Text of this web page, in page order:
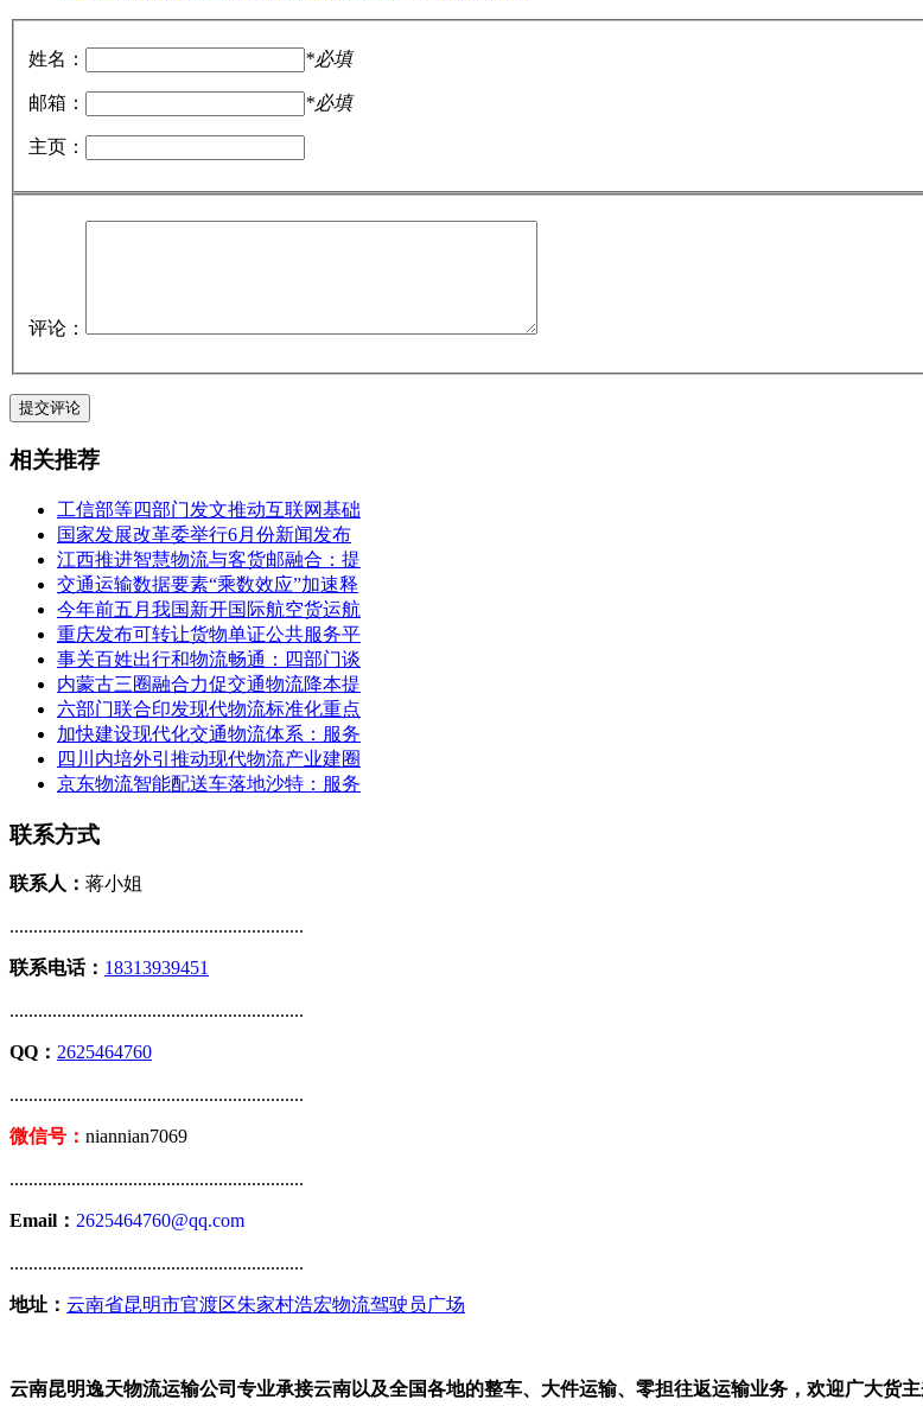
姓名： *必填
邮箱： *必填
主页：
评论：
相关推荐
工信部等四部门发文推动互联网基础
国家发展改革委举行6月份新闻发布
江西推进智慧物流与客货邮融合：提
交通运输数据要素“乘数效应”加速释
今年前五月我国新开国际航空货运航
重庆发布可转让货物单证公共服务平
事关百姓出行和物流畅通：四部门谈
内蒙古三圈融合力促交通物流降本提
六部门联合印发现代物流标准化重点
加快建设现代化交通物流体系：服务
四川内培外引推动现代物流产业建圈
京东物流智能配送车落地沙特：服务
联系方式
联系人： 蒋小姐
..............................................................
联系电话： 18313939451
..............................................................
QQ： 2625464760
..............................................................
微信号： niannian7069
..............................................................
Email： 2625464760@qq.com
..............................................................
地址： 云南省昆明市官渡区朱家村浩宏物流驾驶员广场
云南昆明逸天物流运输公司专业承接云南以及全国各地的整车、大件运输、零担往返运输业务，欢迎广大货主